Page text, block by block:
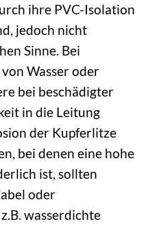
ihre PVC-Isolation
jedoch nicht
Sinne. Bei
Wasser oder
bei beschädigter
in die Leitung
der Kupferlitze
bei denen eine hohe
ist, sollten
oder
wasserdichte